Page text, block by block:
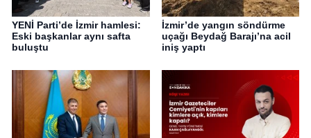
YENİ Parti’de İzmir hamlesi:
Eski başkanlar aynı safta
buluştu
İzmir’de yangın söndürme
uçağı Beydağ Barajı’na acil
iniş yaptı